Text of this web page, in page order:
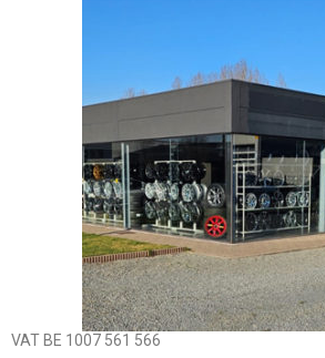
VAT BE 1007 561 566